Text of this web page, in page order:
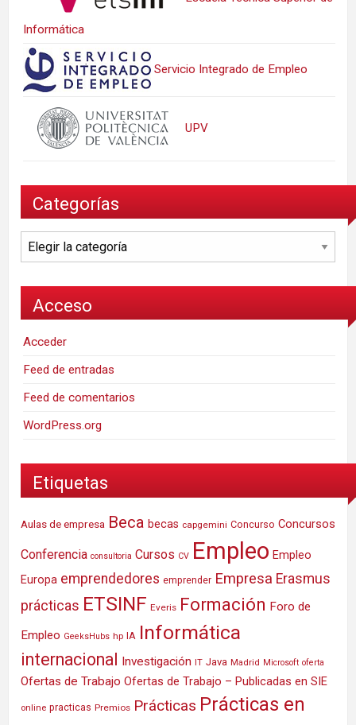
Informática
Servicio Integrado de Empleo
UPV
Categorías
Categorías
Acceso
Acceder
Feed de entradas
Feed de comentarios
WordPress.org
Etiquetas
Aulas de empresa Beca becas capgemini Concurso Concursos
Conferencia consultoria Cursos CV Empleo Empleo
Europa emprendedores emprender Empresa Erasmus
prácticas ETSINF Everis Formación Foro de
Empleo GeeksHubs hp IA Informática
internacional Investigación IT Java Madrid Microsoft oferta
Ofertas de Trabajo Ofertas de Trabajo – Publicadas en SIE
online practicas Premios Prácticas Prácticas en